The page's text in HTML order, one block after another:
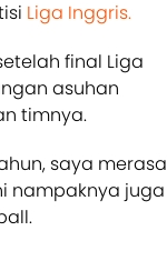
Liga Inggris.
final Liga
asuhan
timnya.
saya merasa
nampaknya juga